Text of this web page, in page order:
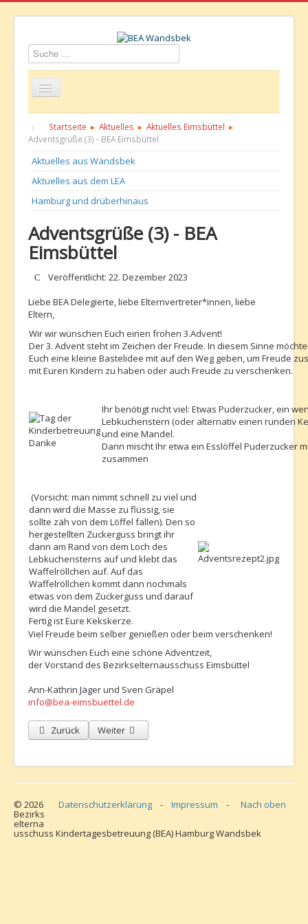
Suchen
Startseite Über uns Aktuelles Termine
Informationen GBS
Startseite Aktuelles
Aktuelles Eimsbüttel
Adventsgrüße (3) - BEA Eimsbüttel
Aktuelles aus Wandsbek
Aktuelles aus dem LEA
Hamburg und drüberhinaus
Adventsgrüße (3) - BEA
Eimsbüttel
DetailsVeröffentlicht: 22. Dezember 2023
Liebe BEA Delegierte, liebe Elternvertreter*innen, liebe
Eltern,
Wir wir wünschen Euch einen frohen 3.Advent!
Der 3. Advent steht im Zeichen der Freude. In diesem Sinne
Euch eine kleine Bastelidee mit auf den Weg geben, um Freude
mit Euren Kindern zu haben oder auch Freude zu verschenken.
Ihr benötigt nicht viel: Etwas Puderzucker, ein
Lebkuchenstern (oder alternativ einen runden
und eine Mandel.
Dann mischt Ihr etwa ein Esslöffel Puderzucker
zusammen
(Vorsicht: man nimmt schnell zu viel und
dann wird die Masse zu flüssig, sie
sollte zäh von dem Löffel fallen). Den so
hergestellten Zuckerguss bringt ihr
dann am Rand von dem Loch des
Lebkuchensterns auf und klebt das
Waffelröllchen auf. Auf das
Waffelröllchen kommt dann nochmals
etwas von dem Zuckerguss und darauf
wird die Mandel gesetzt.
Fertig ist Eure Kekskerze.
Viel Freude beim selber genießen oder beim verschenken!
Wir wünschen Euch eine schöne Adventzeit,
der Vorstand des Bezirkselternausschuss Eimsbüttel
Ann-Kathrin Jäger und Sven Gräpel
info@bea-eimsbuettel.de
Vorheriger Beitrag: BEA Eimsbüttel hat gewählt bzw. wird noch
Zurück Nächster Beitrag: Adventsgrüße (2) - BEA
Weiter
Nach oben
Datenschutzerklärung - Impressum -
© 2026
Bezirks
elterna
usschuss Kindertagesbetreuung (BEA) Hamburg Wandsbek